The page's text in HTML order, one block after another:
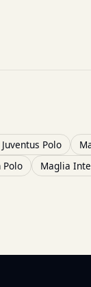
Polo
Polo Maglia